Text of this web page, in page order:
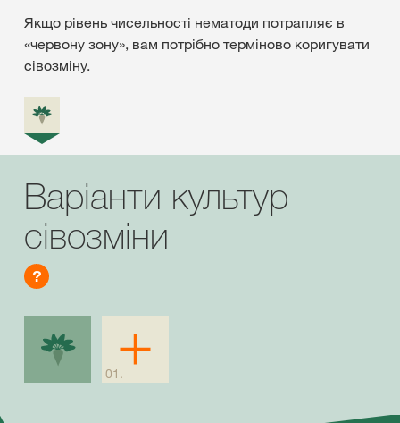
Якщо рівень чисельності нематоди потрапляє в
«червону зону», вам потрібно терміново коригувати
сівозміну.
Варіанти культур
сівозміни
?